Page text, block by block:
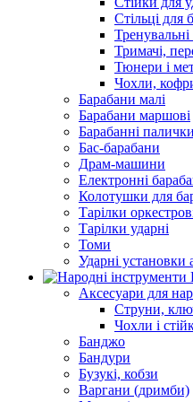
Стільці для
Тримачі,
Тюнери і
Чохли,
Барабани малі
Барабани маршові
Барабанні
Бас-барабани
Драм-машини
Електронні
Колотушки для
Тарілки
Тарілки ударні
Томи
Ударні установки
Аксесуари для
Струни,
Чохли і
Банджо
Бандури
Бузукі, кобзи
Варгани (дримби)